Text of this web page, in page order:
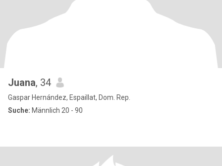
Juana, 34
Gaspar Hernández, Espaillat, Dom. Rep.
Suche: Männlich 20 - 90